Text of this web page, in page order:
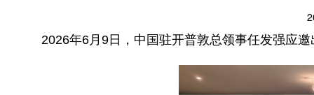
2026年6月9日，中国驻开普敦总领事任发强应